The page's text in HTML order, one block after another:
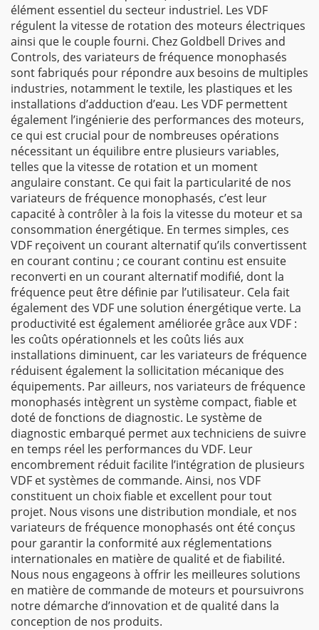
élément essentiel du secteur industriel. Les VDF
régulent la vitesse de rotation des moteurs électriques
ainsi que le couple fourni. Chez Goldbell Drives and
Controls, des variateurs de fréquence monophasés
sont fabriqués pour répondre aux besoins de multiples
industries, notamment le textile, les plastiques et les
installations d’adduction d’eau. Les VDF permettent
également l’ingénierie des performances des moteurs,
ce qui est crucial pour de nombreuses opérations
nécessitant un équilibre entre plusieurs variables,
telles que la vitesse de rotation et un moment
angulaire constant. Ce qui fait la particularité de nos
variateurs de fréquence monophasés, c’est leur
capacité à contrôler à la fois la vitesse du moteur et sa
consommation énergétique. En termes simples, ces
VDF reçoivent un courant alternatif qu’ils convertissent
en courant continu ; ce courant continu est ensuite
reconverti en un courant alternatif modifié, dont la
fréquence peut être définie par l’utilisateur. Cela fait
également des VDF une solution énergétique verte. La
productivité est également améliorée grâce aux VDF :
les coûts opérationnels et les coûts liés aux
installations diminuent, car les variateurs de fréquence
réduisent également la sollicitation mécanique des
équipements. Par ailleurs, nos variateurs de fréquence
monophasés intègrent un système compact, fiable et
doté de fonctions de diagnostic. Le système de
diagnostic embarqué permet aux techniciens de suivre
en temps réel les performances du VDF. Leur
encombrement réduit facilite l’intégration de plusieurs
VDF et systèmes de commande. Ainsi, nos VDF
constituent un choix fiable et excellent pour tout
projet. Nous visons une distribution mondiale, et nos
variateurs de fréquence monophasés ont été conçus
pour garantir la conformité aux réglementations
internationales en matière de qualité et de fiabilité.
Nous nous engageons à offrir les meilleures solutions
en matière de commande de moteurs et poursuivrons
notre démarche d’innovation et de qualité dans la
conception de nos produits.